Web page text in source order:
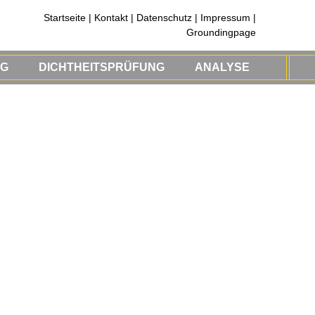
Startseite | Kontakt | Datenschutz | Impressum |
Groundingpage
DICHTHEITSPRÜFUNG ANALYSE